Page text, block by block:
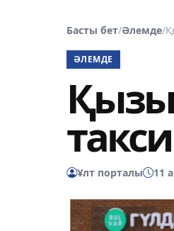
Басты бет/Әлемде/
ӘЛЕМДЕ
Ұлт порталы 11